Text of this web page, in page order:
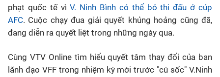
VIDEO
phạt quốc tế vìV. Ninh Bình có thể bỏ thi đấu ở cúp
AFC. Cuộc chạy đua giải quyết khủng hoảng cũng đã,
đang diễn ra quyết liệt trong những ngày qua.
Cùng VTV Online tìm hiểu quyết tâm thay đổi của ban
lãnh đạo VFF trong nhiệm kỳ mới trước "cú sốc" V.Ninh